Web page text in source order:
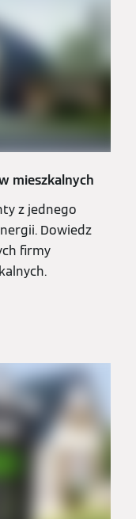
mieszkalnych
z jednego
Dowiedz
firmy